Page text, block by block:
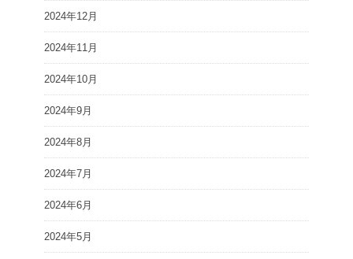
2024年12月
2024年11月
2024年10月
2024年9月
2024年8月
2024年7月
2024年6月
2024年5月